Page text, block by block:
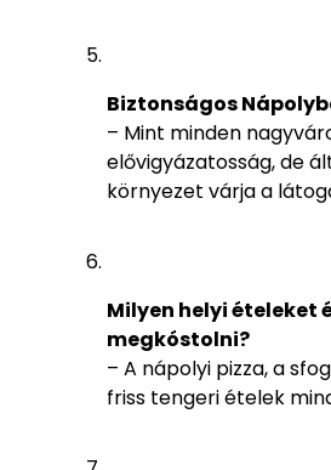
Biztonságos
– Mint minden
elővigyázatosság, de
környezet várja a
Milyen helyi ételeket
megkóstolni?
– A nápolyi pizza, a
friss tengeri ételek